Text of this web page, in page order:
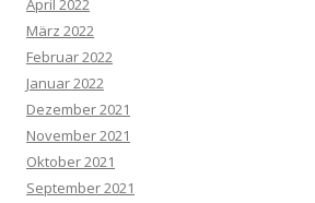
April 2022
März 2022
Februar 2022
Januar 2022
Dezember 2021
November 2021
Oktober 2021
September 2021